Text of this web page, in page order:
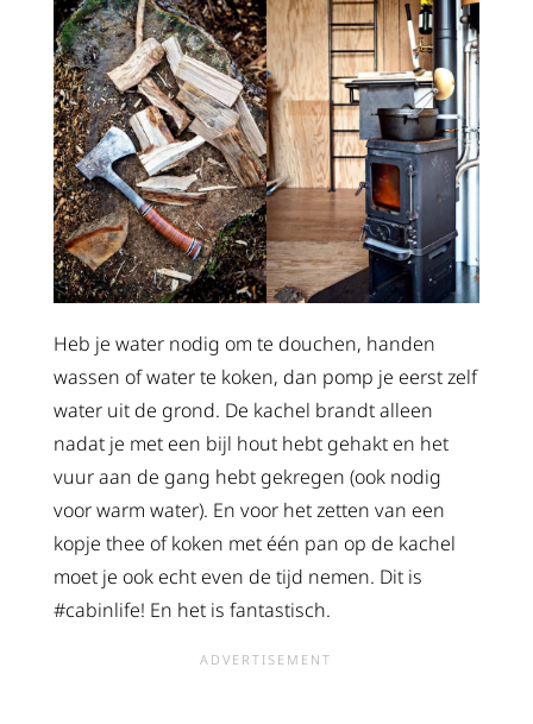
Heb je water nodig om te douchen, handen
wassen of water te koken, dan pomp je eerst zelf
water uit de grond. De kachel brandt alleen
nadat je met een bijl hout hebt gehakt en het
vuur aan de gang hebt gekregen (ook nodig
voor warm water). En voor het zetten van een
kopje thee of koken met één pan op de kachel
moet je ook echt even de tijd nemen. Dit is
#cabinlife! En het is fantastisch.